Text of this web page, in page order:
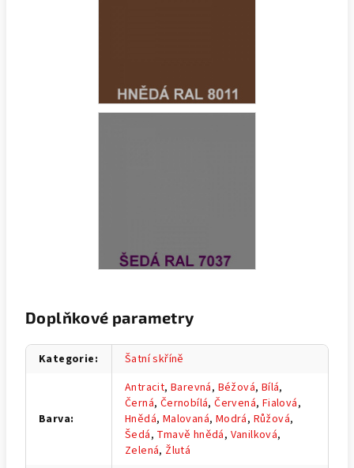
Doplňkové parametry
Kategorie: Šatní skříně
Barva:
Antracit,Barevná, Béžová, Bílá,
Černá, Černobílá,Červená, Fialová,
Hnědá, Malovaná, Modrá, Růžová,
Šedá, Tmavě hnědá, Vanilková,
Zelená, Žlutá